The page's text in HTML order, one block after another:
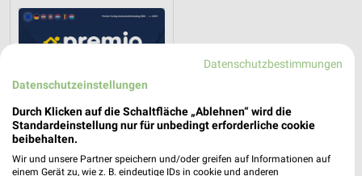
Datenschutzbestimmungen
Datenschutzeinstellungen
Durch Klicken auf die Schaltfläche „Ablehnen“ wird die
Standardeinstellung nur für unbedingt erforderliche cookie
beibehalten.
Wir und unsere Partner speichern und/oder greifen auf Informationen auf
einem Gerät zu, wie z. B. eindeutige IDs in cookie und anderen